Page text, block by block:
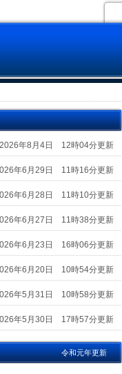
2026年8月4日 12時04分更新
年6月29日 11時16分更新
年6月28日 11時10分更新
年6月27日 11時38分更新
年6月23日 16時06分更新
年6月20日 10時54分更新
年5月31日 10時58分更新
年5月30日 17時57分更新
令和元年更新